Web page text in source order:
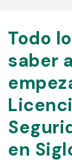
Todo
saber
en